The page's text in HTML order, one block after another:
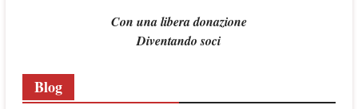
Con una libera donazione
Diventando soci
Blog